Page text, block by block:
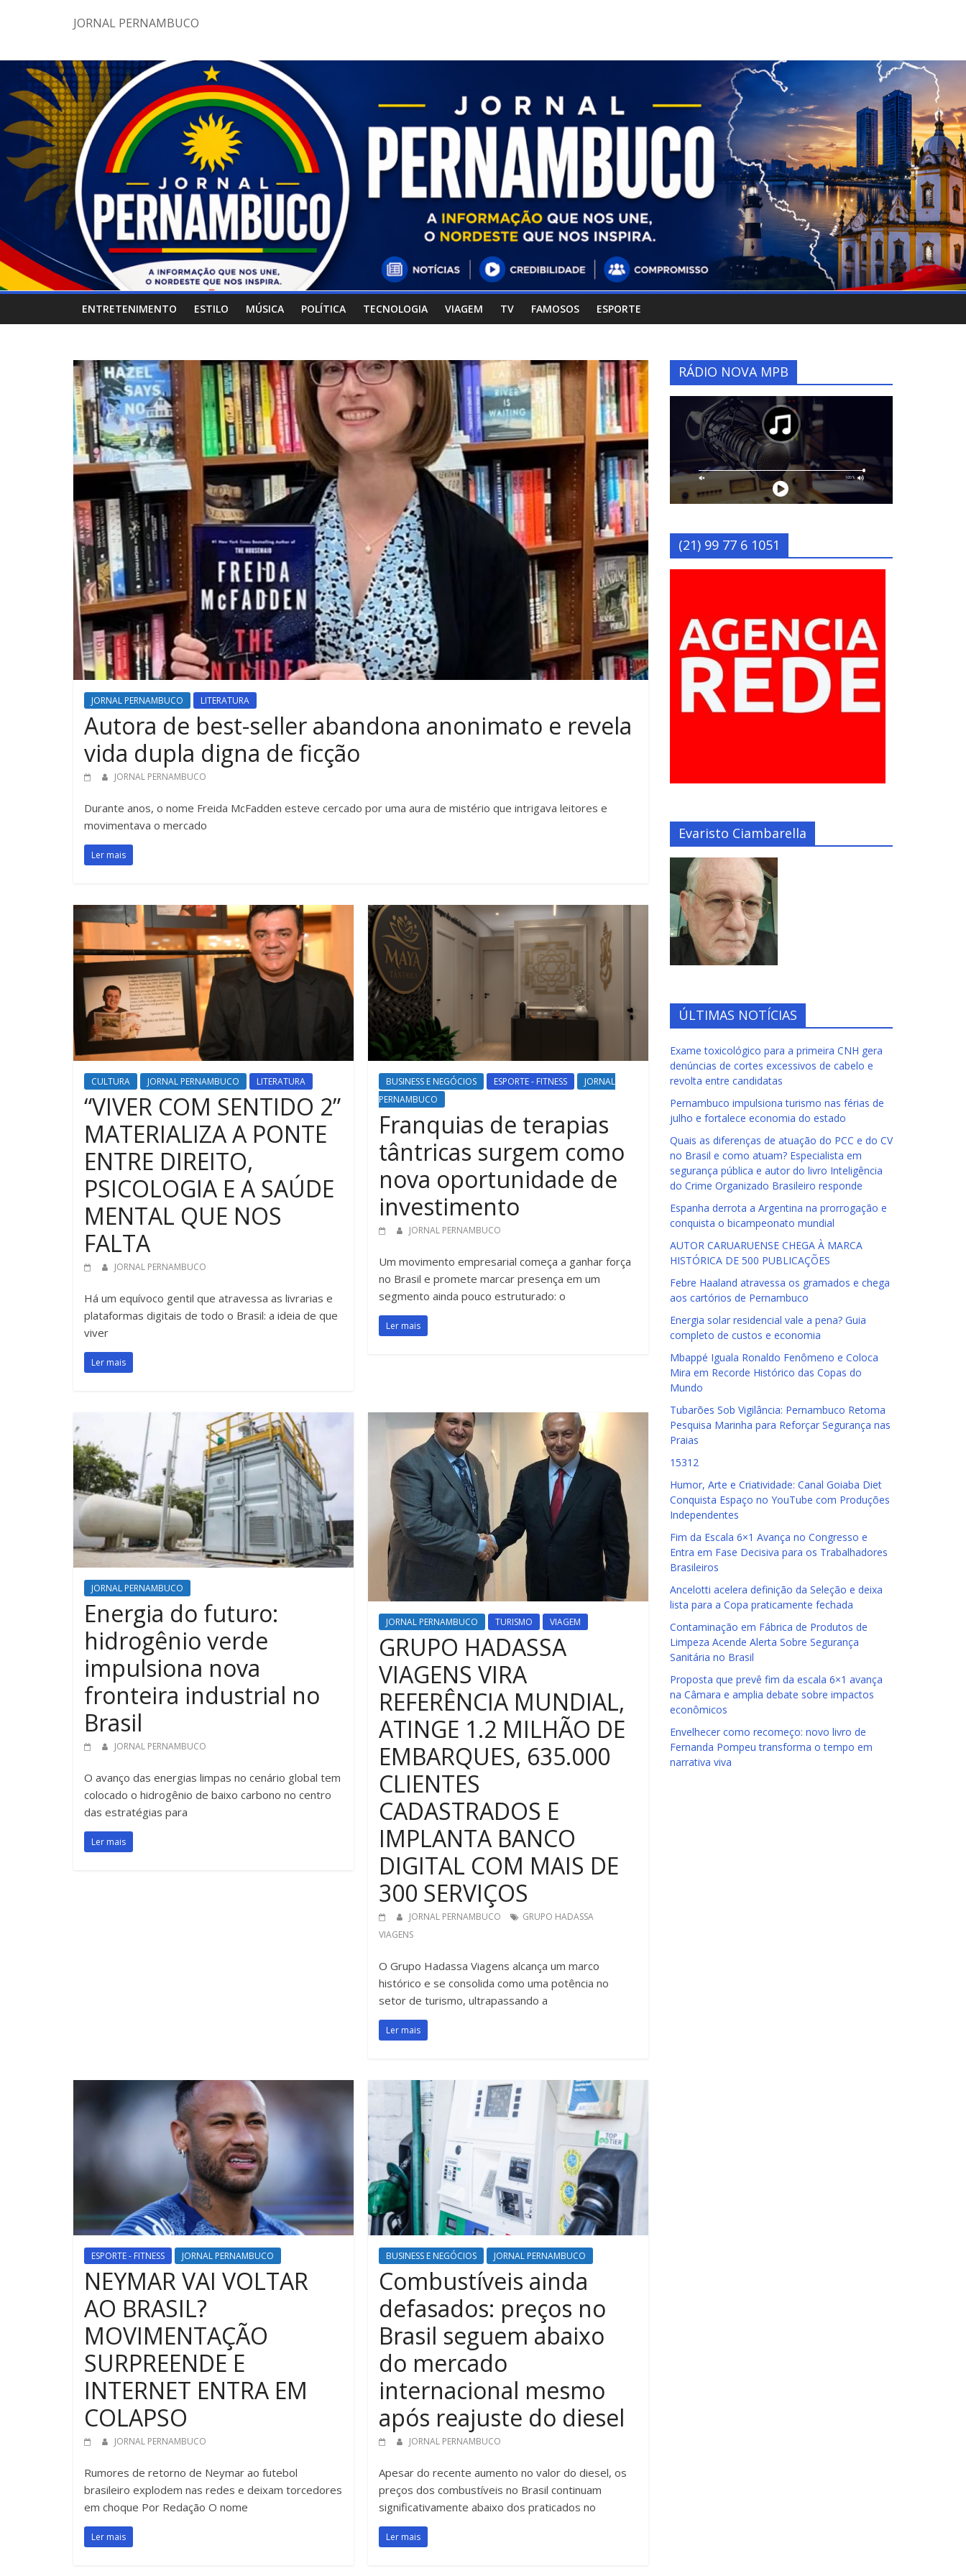
conteúdo
JORNAL PERNAMBUCO
ENTRETENIMENTO ESTILO MÚSICA POLÍTICA TECNOLOGIA VIAGEM TV FAMOSOS ESPORTE
JORNAL PERNAMBUCO LITERATURA
Autora de best-seller abandona anonimato e revela
vida dupla digna de ficção
JORNAL PERNAMBUCO
Durante anos, o nome Freida McFadden esteve cercado por uma aura de mistério que intrigava leitores e
movimentava o mercado
Ler mais
CULTURA JORNAL PERNAMBUCO LITERATURA
“VIVER COM SENTIDO 2”
MATERIALIZA A PONTE
ENTRE DIREITO,
PSICOLOGIA E A SAÚDE
MENTAL QUE NOS
FALTA
JORNAL PERNAMBUCO
Há um equívoco gentil que atravessa as livrarias e
plataformas digitais de todo o Brasil: a ideia de que
viver
Ler mais
BUSINESS E NEGÓCIOS ESPORTE - FITNESS
JORNAL
PERNAMBUCO
Franquias de terapias
tântricas surgem como
nova oportunidade de
investimento
JORNAL PERNAMBUCO
Um movimento empresarial começa a ganhar força
no Brasil e promete marcar presença em um
segmento ainda pouco estruturado: o
Ler mais
JORNAL PERNAMBUCO
Energia do futuro:
hidrogênio verde
impulsiona nova
fronteira industrial no
Brasil
JORNAL PERNAMBUCO
O avanço das energias limpas no cenário global tem
colocado o hidrogênio de baixo carbono no centro
das estratégias para
Ler mais
JORNAL PERNAMBUCO TURISMO VIAGEM
GRUPO HADASSA
VIAGENS VIRA
REFERÊNCIA MUNDIAL,
ATINGE 1.2 MILHÃO DE
EMBARQUES, 635.000
CLIENTES
CADASTRADOS E
IMPLANTA BANCO
DIGITAL COM MAIS DE
300 SERVIÇOS
JORNAL PERNAMBUCO
GRUPO HADASSA
VIAGENS
O Grupo Hadassa Viagens alcança um marco
histórico e se consolida como uma potência no
setor de turismo, ultrapassando a
Ler mais
ESPORTE - FITNESS JORNAL PERNAMBUCO
NEYMAR VAI VOLTAR
AO BRASIL?
MOVIMENTAÇÃO
SURPREENDE E
INTERNET ENTRA EM
COLAPSO
JORNAL PERNAMBUCO
Rumores de retorno de Neymar ao futebol
brasileiro explodem nas redes e deixam torcedores
em choque Por Redação O nome
Ler mais
BUSINESS E NEGÓCIOS JORNAL PERNAMBUCO
Combustíveis ainda
defasados: preços no
Brasil seguem abaixo
do mercado
internacional mesmo
após reajuste do diesel
JORNAL PERNAMBUCO
Apesar do recente aumento no valor do diesel, os
preços dos combustíveis no Brasil continuam
significativamente abaixo dos praticados no
Ler mais
RÁDIO NOVA MPB
(21) 99 77 6 1051
Evaristo Ciambarella
ÚLTIMAS NOTÍCIAS
Exame toxicológico para a primeira CNH gera
denúncias de cortes excessivos de cabelo e
revolta entre candidatas
Pernambuco impulsiona turismo nas férias de
julho e fortalece economia do estado
Quais as diferenças de atuação do PCC e do CV
no Brasil e como atuam? Especialista em
segurança pública e autor do livro Inteligência
do Crime Organizado Brasileiro responde
Espanha derrota a Argentina na prorrogação e
conquista o bicampeonato mundial
AUTOR CARUARUENSE CHEGA À MARCA
HISTÓRICA DE 500 PUBLICAÇÕES
Febre Haaland atravessa os gramados e chega
aos cartórios de Pernambuco
Energia solar residencial vale a pena? Guia
completo de custos e economia
Mbappé Iguala Ronaldo Fenômeno e Coloca
Mira em Recorde Histórico das Copas do
Mundo
Tubarões Sob Vigilância: Pernambuco Retoma
Pesquisa Marinha para Reforçar Segurança nas
Praias
15312
Humor, Arte e Criatividade: Canal Goiaba Diet
Conquista Espaço no YouTube com Produções
Independentes
Fim da Escala 6×1 Avança no Congresso e
Entra em Fase Decisiva para os Trabalhadores
Brasileiros
Ancelotti acelera definição da Seleção e deixa
lista para a Copa praticamente fechada
Contaminação em Fábrica de Produtos de
Limpeza Acende Alerta Sobre Segurança
Sanitária no Brasil
Proposta que prevê fim da escala 6×1 avança
na Câmara e amplia debate sobre impactos
econômicos
Envelhecer como recomeço: novo livro de
Fernanda Pompeu transforma o tempo em
narrativa viva